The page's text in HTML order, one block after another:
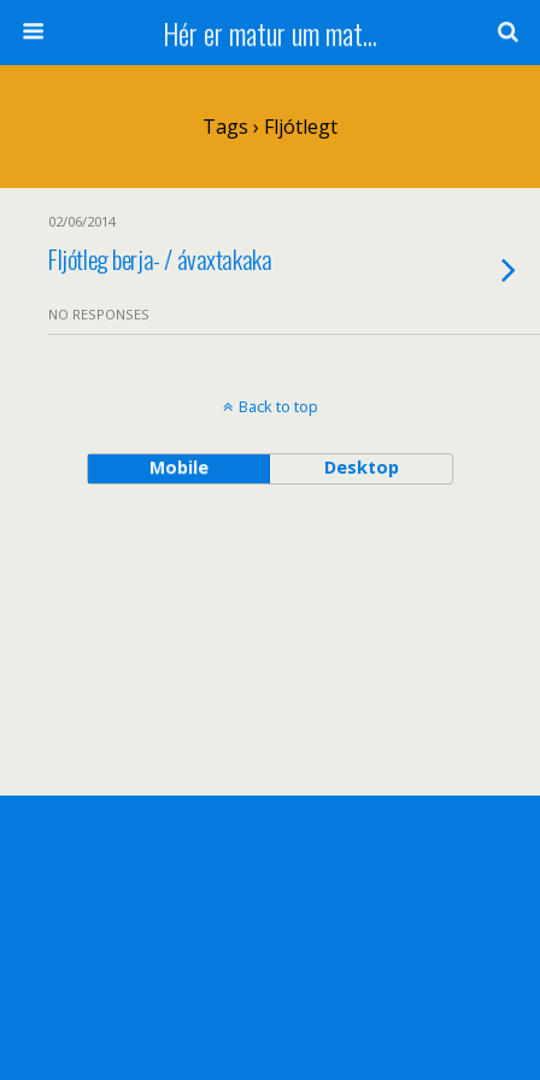
Hér er matur um mat...
Tags › Fljótlegt
02/06/2014
Fljótleg berja- / ávaxtakaka
NO RESPONSES
Back to top
Mobile Desktop